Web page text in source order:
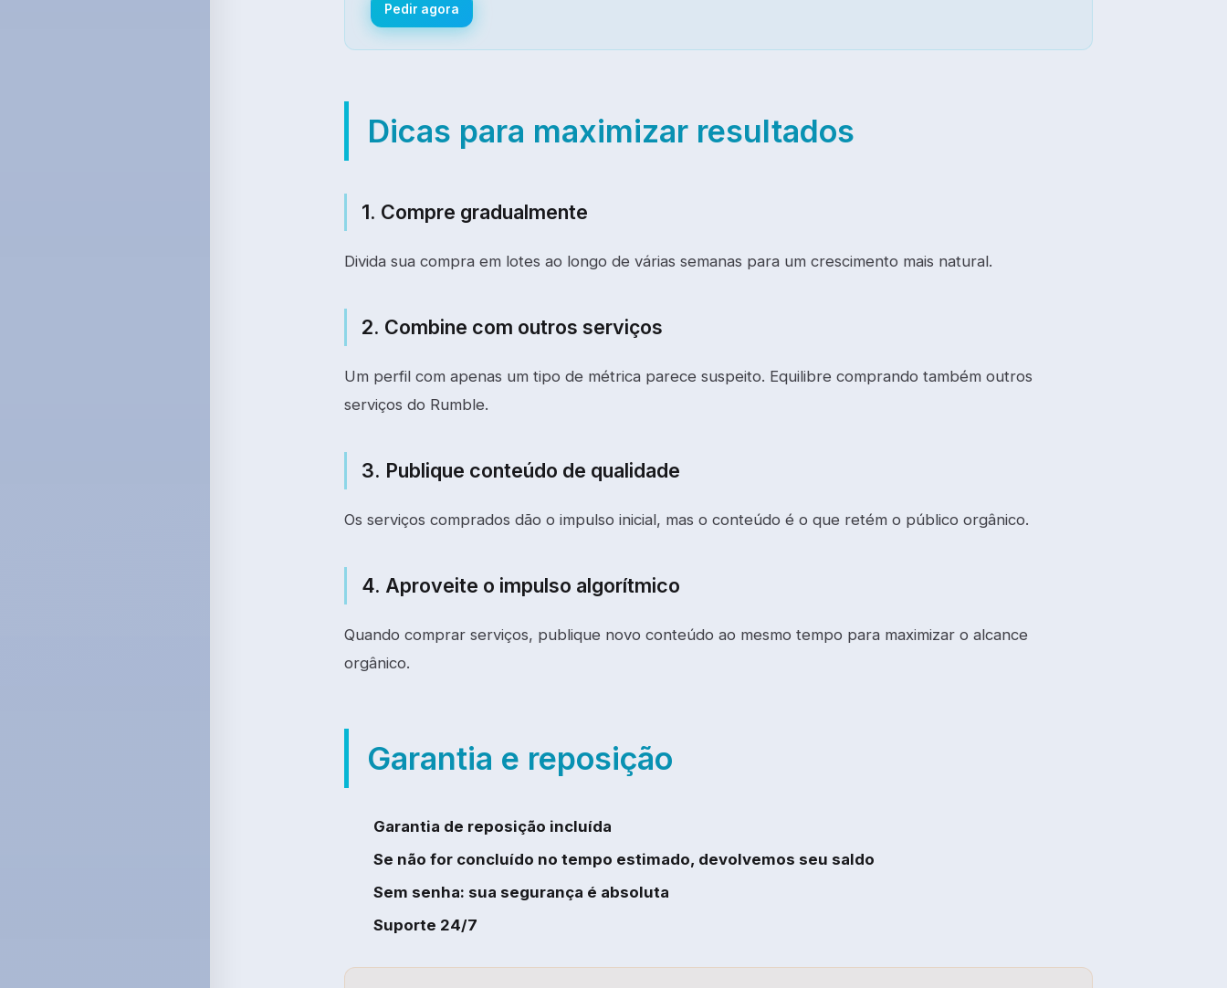
Pedir agora
Dicas para maximizar resultados
1. Compre gradualmente
Divida sua compra em lotes ao longo de várias semanas para um crescimento mais natural.
2. Combine com outros serviços
Um perfil com apenas um tipo de métrica parece suspeito. Equilibre comprando também outros
serviços do Rumble.
3. Publique conteúdo de qualidade
Os serviços comprados dão o impulso inicial, mas o conteúdo é o que retém o público orgânico.
4. Aproveite o impulso algorítmico
Quando comprar serviços, publique novo conteúdo ao mesmo tempo para maximizar o alcance
orgânico.
Garantia e reposição
Garantia de reposição incluída
Se não for concluído no tempo estimado, devolvemos seu saldo
Sem senha: sua segurança é absoluta
Suporte 24/7